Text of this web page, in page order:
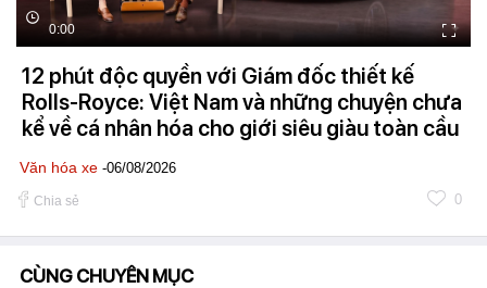
0:00
12 phút độc quyền với Giám đốc thiết kế
Rolls-Royce: Việt Nam và những chuyện chưa
kể về cá nhân hóa cho giới siêu giàu toàn cầu
Văn hóa xe -06/08/2026
Chia sẻ 0
CÙNG CHUYÊN MỤC